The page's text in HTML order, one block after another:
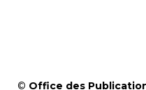
© Office des